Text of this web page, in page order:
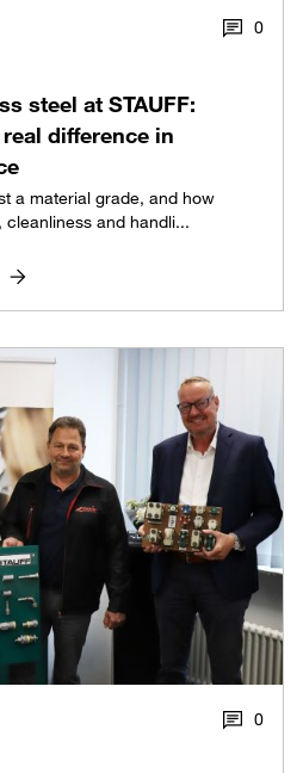
0
steel at STAUFF:
difference in
a material grade, and how
and handli...
0